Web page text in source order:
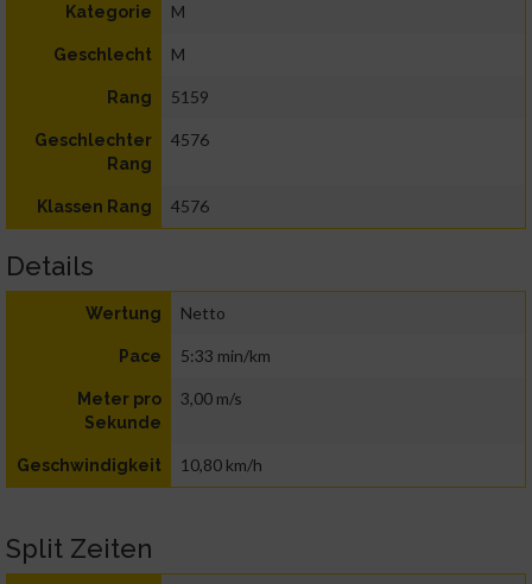
Kategorie M
Geschlecht M
Rang 5159
Geschlechter
Rang
4576
Klassen Rang 4576
Details
Wertung Netto
Pace 5:33 min/km
Meter pro
Sekunde
3,00 m/s
Geschwindigkeit 10,80 km/h
Split Zeiten